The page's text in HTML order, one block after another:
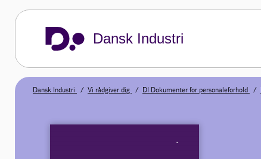
Dansk Industri
Dansk Industri Vi rådgiver dig DI Dokumenter for personaleforhold